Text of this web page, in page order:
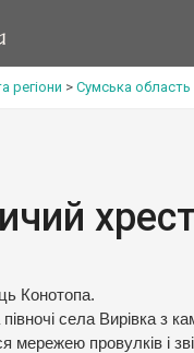
регіони > Сумська область
Конотопа.
села Вирівка з
мережею провулків і